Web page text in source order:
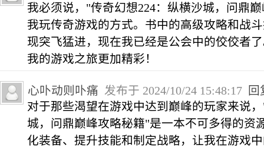
我必须说，"传奇幻想224：纵横沙城，问鼎
我玩传奇游戏的方式。书中的高级攻略和战
现突飞猛进，现在我已经是公会中的佼佼者
我的游戏之旅更加精彩！
心卟动则卟痛 发布于 2024/10/24 15:48:17 回
对于那些渴望在游戏中达到巅峰的玩家来说
城，问鼎巅峰攻略秘籍"是一本不可多得的资
化装备、提升技能和制定战略，让我在游戏